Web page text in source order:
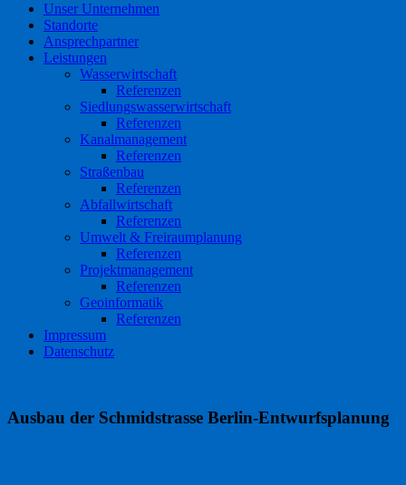
Unser Unternehmen
Standorte
Ansprechpartner
Leistungen
Wasserwirtschaft
Referenzen
Siedlungswasserwirtschaft
Referenzen
Kanalmanagement
Referenzen
Straßenbau
Referenzen
Abfallwirtschaft
Referenzen
Umwelt & Freiraumplanung
Referenzen
Projektmanagement
Referenzen
Geoinformatik
Referenzen
Impressum
Datenschutz
Ausbau der Schmidstrasse Berlin-Entwurfsplanung